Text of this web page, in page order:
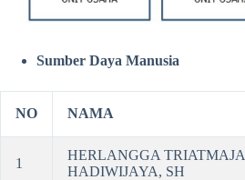
Sumber Daya Manusia
NO NAMA
1
HERLANGGA TRIATMAJA
HADIWIJAYA, SH